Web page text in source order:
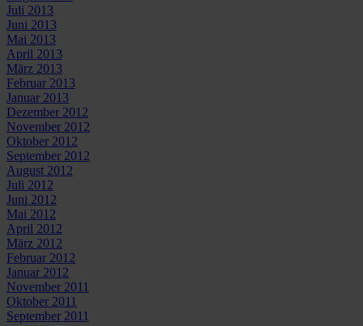
Juli 2013
Juni 2013
Mai 2013
April 2013
März 2013
Februar 2013
Januar 2013
Dezember 2012
November 2012
Oktober 2012
September 2012
August 2012
Juli 2012
Juni 2012
Mai 2012
April 2012
März 2012
Februar 2012
Januar 2012
November 2011
Oktober 2011
September 2011